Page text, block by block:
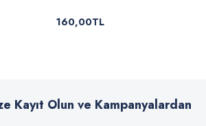
160,00TL
Kayıt Olun ve Kampanyalardan